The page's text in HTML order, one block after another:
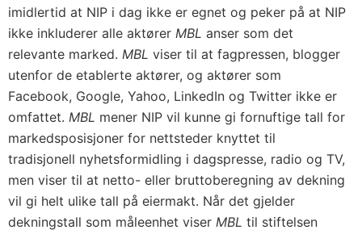
imidlertid at NIP i dag ikke er egnet og peker på at NIP
ikke inkluderer alle aktører MBL anser som det
relevante marked. MBL viser til at fagpressen, blogger
utenfor de etablerte aktører, og aktører som
Facebook, Google, Yahoo, LinkedIn og Twitter ikke er
omfattet. MBL mener NIP vil kunne gi fornuftige tall for
markedsposisjoner for nettsteder knyttet til
tradisjonell nyhetsformidling i dagspresse, radio og TV,
men viser til at netto- eller bruttoberegning av dekning
vil gi helt ulike tall på eiermakt. Når det gjelder
dekningstall som måleenhet viser MBL til stiftelsen